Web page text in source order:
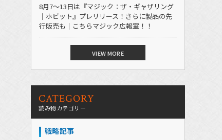
8月7～13日は『マジック：ザ・ギャザリング
｜ホビット』プレリリース！さらに製品の先
行販売も｜こちらマジック広報室！！
VIEW MORE
CATEGORY
読み物カテゴリー
戦略記事